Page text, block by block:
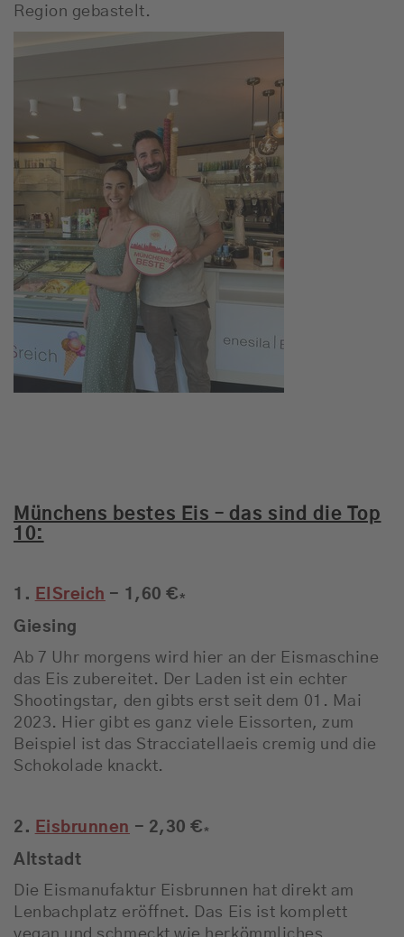
Region gebastelt.
Münchens bestes Eis – das sind die Top
10:
1. EISreich - 1,60 €*
Giesing
Ab 7 Uhr morgens wird hier an der Eismaschine
das Eis zubereitet. Der Laden ist ein echter
Shootingstar, den gibts erst seit dem 01. Mai
2023. Hier gibt es ganz viele Eissorten, zum
Beispiel ist das Stracciatellaeis cremig und die
Schokolade knackt.
2. Eisbrunnen - 2,30 € *
Altstadt
Die Eismanufaktur Eisbrunnen hat direkt am
Lenbachplatz eröffnet. Das Eis ist komplett